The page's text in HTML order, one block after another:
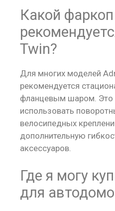
Какой фаркоп
Twin?
Для многих моделей
рекомендуется
фланцевым шаром. Это
использовать
велосипедных
дополнительную
аксессуаров.
Где я могу
для